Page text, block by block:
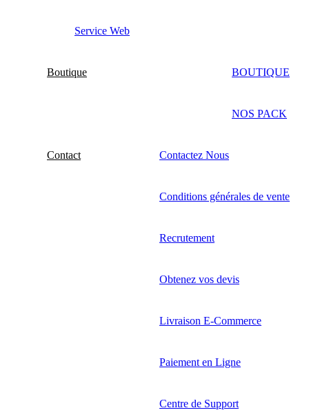
Service Web
Boutique BOUTIQUE
NOS PACK
Contact Contactez Nous
Conditions générales de vente
Recrutement
Obtenez vos devis
Livraison E-Commerce
Paiement en Ligne
Centre de Support